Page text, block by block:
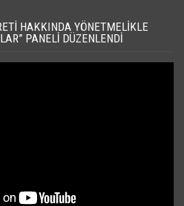
HAKKINDA YÖNETMELIKLE
PANELI DÜZENLENDI